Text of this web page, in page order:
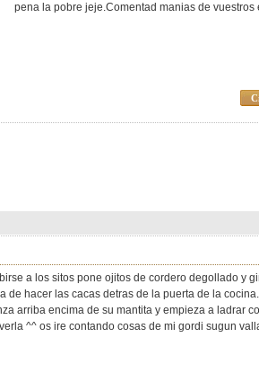
pena la pobre jeje.Comentad manias de vuestros
a los sitos pone ojitos de cordero degollado y
de hacer las cacas detras de la puerta de la
arriba encima de su mantita y empieza a ladrar
^^ os ire contando cosas de mi gordi sugun